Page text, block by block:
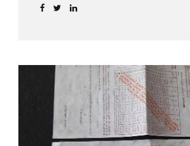
capitale o interessi per mancanza di